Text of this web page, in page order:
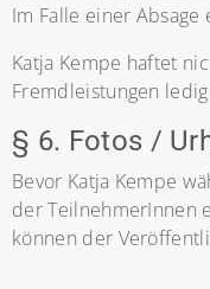
Im Falle einer
Katja Kempe haftet
Fremdleistungen
§ 6. Fotos /
Bevor Katja Kempe
der TeilnehmerInnen
können der